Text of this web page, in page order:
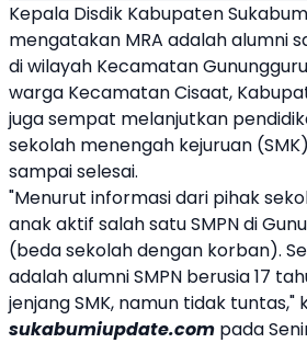
Kepala Disdik Kabupaten
mengatakan MRA adalah alumni
di wilayah Kecamatan
warga Kecamatan Cisaat,
juga sempat melanjutkan
sekolah menengah kejuruan
sampai selesai.
"Menurut informasi dari pihak
anak aktif salah satu SMPN di
(beda sekolah dengan korban).
adalah alumni SMPN berusia 17
jenjang SMK, namun tidak tuntas,"
sukabumiupdate.com pada